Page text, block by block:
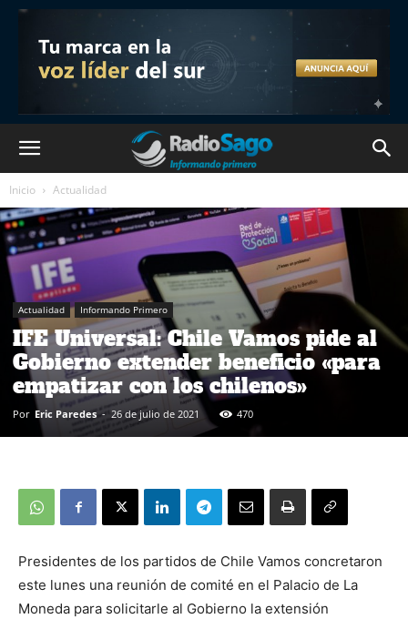
Inicio Actualidad
Actualidad Informando Primero
IFE Universal: Chile Vamos pide al
Gobierno extender beneficio «para
empatizar con los chilenos»
Por Eric Paredes - 26 de julio de 2021 470
Presidentes de los partidos de Chile Vamos concretaron
este lunes una reunión de comité en el Palacio de La
Moneda para solicitarle al Gobierno la extensión